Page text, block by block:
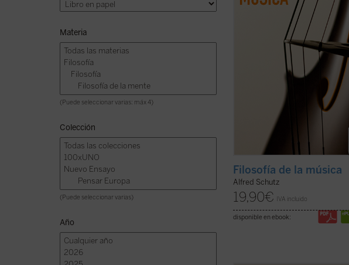
Materia
(Puede seleccionar varias: máx 4)
Colección
(Puede seleccionar varias)
Año
también explora ...(ver ficha)
Filosofía de la música
Alfred Schutz
19,90€ IVA incluido
disponible en ebook: